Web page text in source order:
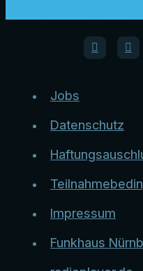
Jobs
Datenschutz
Impressum
Funkhaus